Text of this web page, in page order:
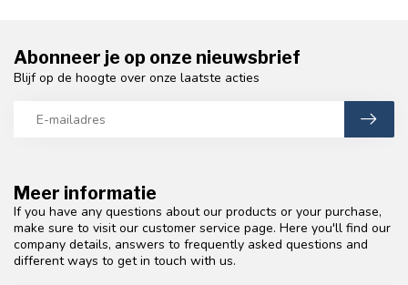
Meer informatie
If you have any questions about our products or your purchase,
make sure to visit our customer service page. Here you'll find our
company details, answers to frequently asked questions and
different ways to get in touch with us.
Abonneer je op onze nieuwsbrief
Blijf op de hoogte over onze laatste acties